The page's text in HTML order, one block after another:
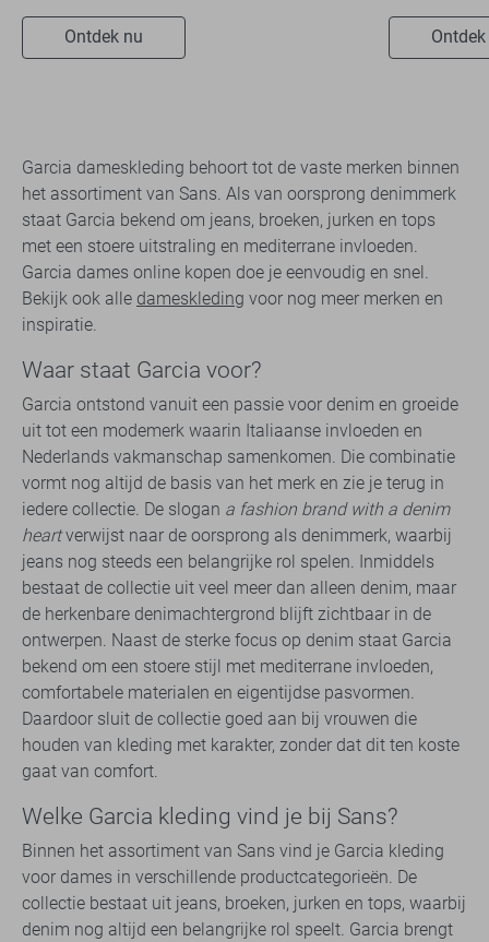
Ontdek nu
Garcia dameskleding behoort tot de vaste merken binnen
het assortiment van Sans. Als van oorsprong denimmerk
staat Garcia bekend om jeans, broeken, jurken en tops
met een stoere uitstraling en mediterrane invloeden.
Garcia dames online kopen doe je eenvoudig en snel.
Bekijk ook alle dameskleding voor nog meer merken en
inspiratie.
Waar staat Garcia voor?
Garcia ontstond vanuit een passie voor denim en groeide
uit tot een modemerk waarin Italiaanse invloeden en
Nederlands vakmanschap samenkomen. Die combinatie
vormt nog altijd de basis van het merk en zie je terug in
iedere collectie. De slogan a fashion brand with a denim
heartverwijst naar de oorsprong als denimmerk, waarbij
jeans nog steeds een belangrijke rol spelen. Inmiddels
bestaat de collectie uit veel meer dan alleen denim, maar
de herkenbare denimachtergrond blijft zichtbaar in de
ontwerpen. Naast de sterke focus op denim staat Garcia
bekend om een stoere stijl met mediterrane invloeden,
comfortabele materialen en eigentijdse pasvormen.
Daardoor sluit de collectie goed aan bij vrouwen die
houden van kleding met karakter, zonder dat dit ten koste
gaat van comfort.
Welke Garcia kleding vind je bij Sans?
Binnen het assortiment van Sans vind je Garcia kleding
voor dames in verschillende productcategorieën. De
collectie bestaat uit jeans, broeken, jurken en tops, waarbij
denim nog altijd een belangrijke rol speelt. Garcia brengt